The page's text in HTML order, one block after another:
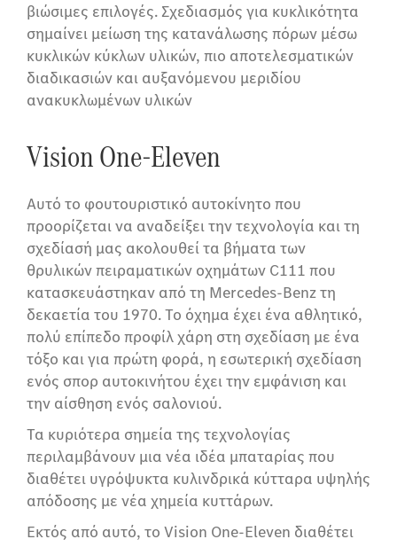
βιώσιμες επιλογές. Σχεδιασμός για κυκλικότητα
σημαίνει μείωση της κατανάλωσης πόρων μέσω
κυκλικών κύκλων υλικών, πιο αποτελεσματικών
διαδικασιών και αυξανόμενου μεριδίου
ανακυκλωμένων υλικών
Vision One-Eleven
Αυτό το φουτουριστικό αυτοκίνητο που
προορίζεται να αναδείξει την τεχνολογία και τη
σχεδίασή μας ακολουθεί τα βήματα των
θρυλικών πειραματικών οχημάτων C111 που
κατασκευάστηκαν από τη Mercedes-Benz τη
δεκαετία του 1970. Το όχημα έχει ένα αθλητικό,
πολύ επίπεδο προφίλ χάρη στη σχεδίαση με ένα
τόξο και για πρώτη φορά, η εσωτερική σχεδίαση
ενός σπορ αυτοκινήτου έχει την εμφάνιση και
την αίσθηση ενός σαλονιού.
Τα κυριότερα σημεία της τεχνολογίας
περιλαμβάνουν μια νέα ιδέα μπαταρίας που
διαθέτει υγρόψυκτα κυλινδρικά κύτταρα υψηλής
απόδοσης με νέα χημεία κυττάρων.
Εκτός από αυτό, το Vision One-Eleven διαθέτει